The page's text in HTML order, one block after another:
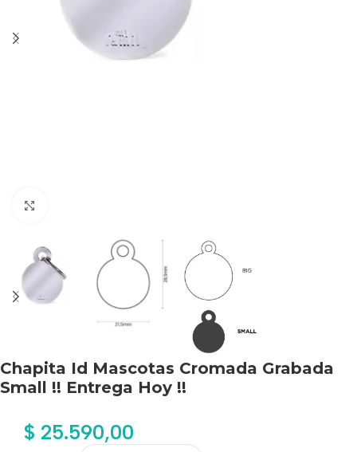
Chapita Id Mascotas Cromada Grabada
Small !! Entrega Hoy !!
$ 25.590,00